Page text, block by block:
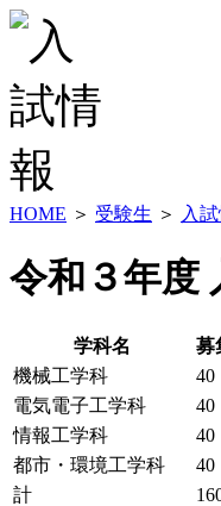
HOME ＞ 受験生 ＞ 入
令和３年度
学科名 募
機械工学科
40
電気電子工学科
40
情報工学科
40
都市・環境工学科
40
計